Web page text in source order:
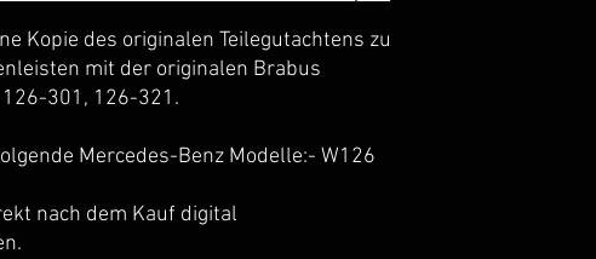
Kopie des originalen Teilegutachtens zu
mit der originalen Brabus
301, 126-321.
Mercedes-Benz Modelle:- W126
nach dem Kauf digital